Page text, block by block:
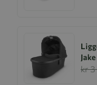
Jake
kr 3